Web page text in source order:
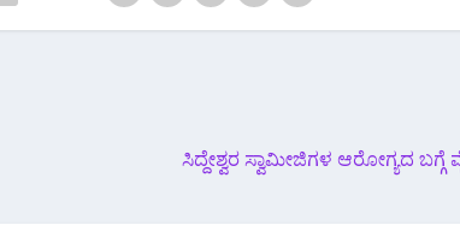
ಸಿದ್ದೇಶ್ವರ ಸ್ವಾಮೀಜಿಗಳ ಆರೋಗ್ಯದ ಬಗ್ಗೆ